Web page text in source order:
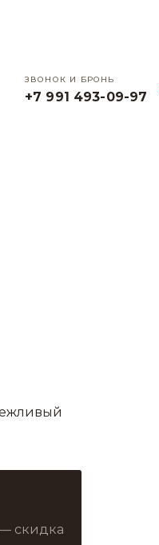
ЗВОНОК И БРОНЬ
+7 991 493-09-97
скидка